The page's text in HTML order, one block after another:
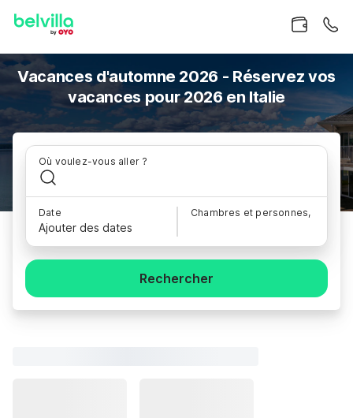
Vacances d'automne 2026 - Réservez vos
vacances pour 2026 en Italie
Où voulez-vous aller ?
Date
Ajouter des dates
Chambres et personnes,
Rechercher